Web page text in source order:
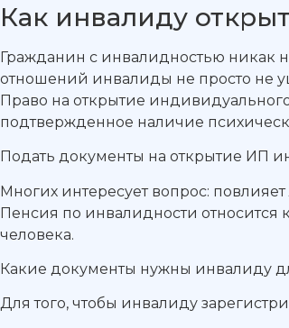
Как инвалиду
Гражданин с инвалидностью никак
отношений инвалиды не просто не
Право на открытие
подтвержденное наличие
Подать документы на открытие ИП
Многих интересует вопрос:
Пенсия по инвалидности относится
человека.
Какие документы нужны инвалиду
Для того, чтобы инвалиду